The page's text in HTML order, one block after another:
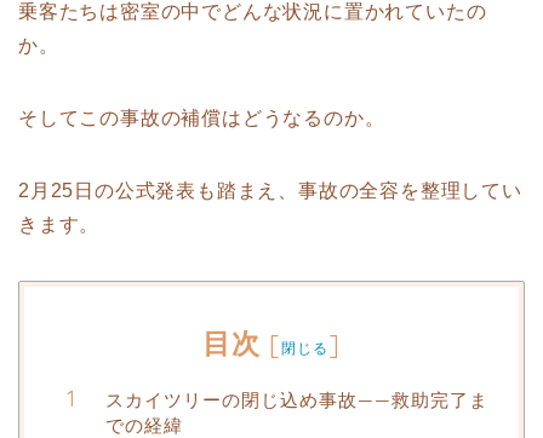
乗客たちは密室の中でどんな状況に置かれていたの
か。
そしてこの事故の補償はどうなるのか。
2月25日の公式発表も踏まえ、事故の全容を整理してい
きます。
目次 [閉じる ]
スカイツリーの閉じ込め事故——救助完了ま
での経緯